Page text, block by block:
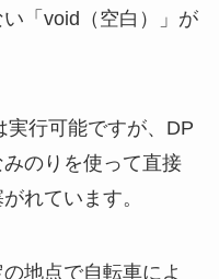
「void（空白）」が
実行可能ですが、DP
のりを使って直接
れています。
地点で自転車によ